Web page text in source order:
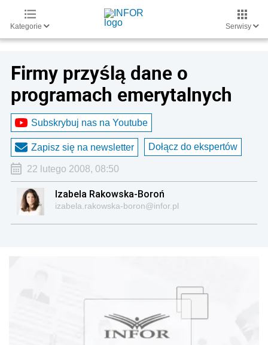
Kategorie Serwisy
Firmy przyślą dane o
programach emerytalnych
Subskrybuj nas na Youtube
Zapisz się na newsletter Dołącz do ekspertów
22 lutego 2008, 08:50
Izabela Rakowska-Boroń
izabela.rakowska-boron@infor.pl